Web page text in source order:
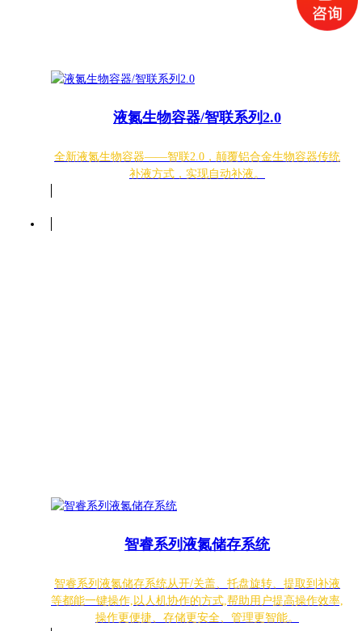
液氮生物容器/智联系列2.0
全新液氮生物容器——智联2.0，颠覆铝合金生物容器传统
补液方式，实现自动补液。
智睿系列液氮储存系统
智睿系列液氮储存系统从开/关盖、托盘旋转、提取到补液
等都能一键操作,以人机协作的方式,帮助用户提高操作效率,
操作更便捷、存储更安全、管理更智能。